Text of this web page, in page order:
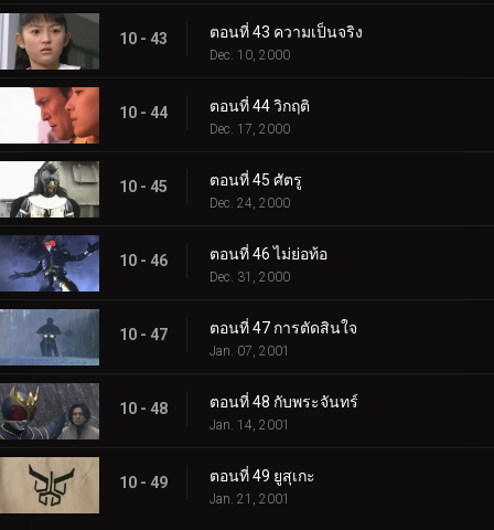
10 - 43 ตอนที่ 43 ความเป็นจริง
Dec. 10, 2000
10 - 44 ตอนที่ 44 วิกฤติ
Dec. 17, 2000
10 - 45 ตอนที่ 45 ศัตรู
Dec. 24, 2000
10 - 46 ตอนที่ 46 ไม่ย่อท้อ
Dec. 31, 2000
10 - 47 ตอนที่ 47 การตัดสินใจ
Jan. 07, 2001
10 - 48 ตอนที่ 48 กับพระจันทร์
Jan. 14, 2001
10 - 49 ตอนที่ 49 ยูสุเกะ
Jan. 21, 2001